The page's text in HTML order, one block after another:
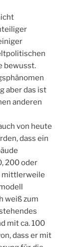
bewusst.
aber das ist
anderen
von heute
dass ein
200 oder
mittlerweile
weiß zum
mit ca. 100
dass er mit